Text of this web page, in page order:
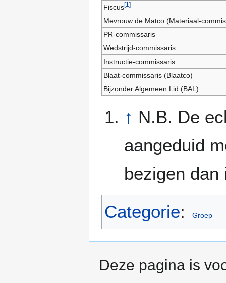
Fiscus[1 ]
Mevrouw de Matco (Materiaal-
PR-commissaris
Wedstrijd-commissaris
Instructie-commissaris
Blaat-commissaris (Blaatco)
Bijzonder Algemeen Lid (BAL)
↑ N.B. De
aangeduid
bezigen
Categorie: Groep
Deze pagina is